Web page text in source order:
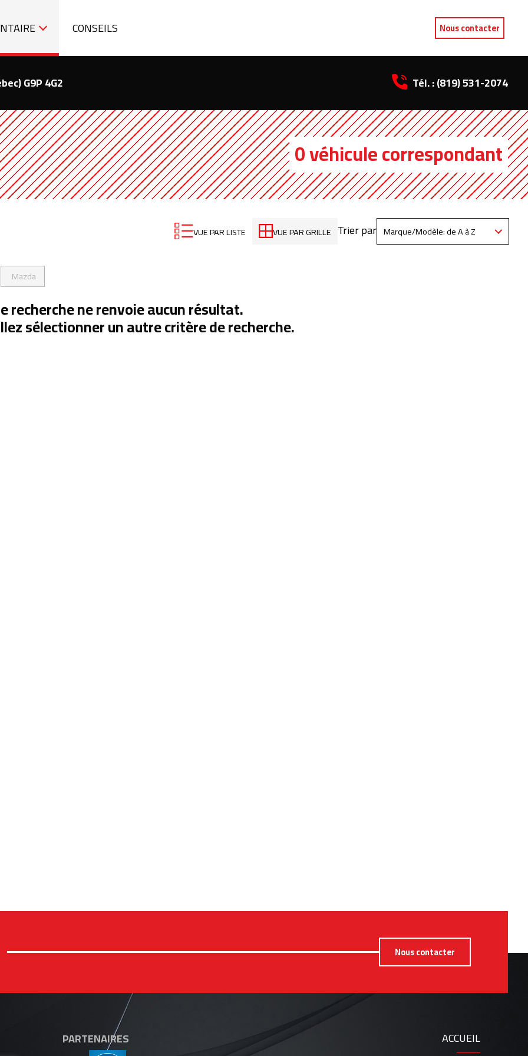
CONSEILS Nous contacter
G9P 4G2 Tél. :(819) 531-2074
0 véhicule correspondant
VUE PAR LISTE VUE PAR GRILLE Trier par
Mazda
recherche ne renvoie aucun résultat.
sélectionner un autre critère de recherche.
Nous contacter
PARTENAIRES
ACCUEIL